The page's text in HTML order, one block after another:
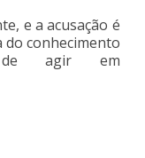
e a acusação é
conhecimento
de agir em